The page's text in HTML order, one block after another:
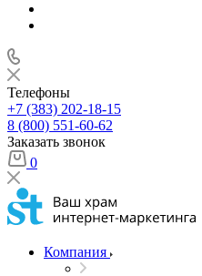
Телефоны
+7 (383) 202-18-15
8 (800) 551-60-62
Заказать звонок
0
Компания